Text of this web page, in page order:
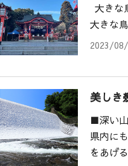
大きな
大きな
2023/
美しき
■深い
県内に
をあげ